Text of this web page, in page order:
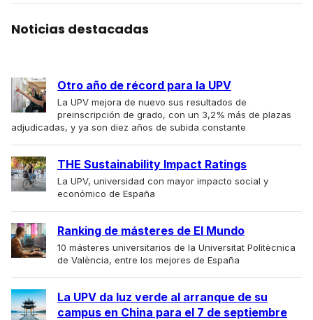
Noticias destacadas
Otro año de récord para la UPV
La UPV mejora de nuevo sus resultados de
preinscripción de grado, con un 3,2% más de plazas
adjudicadas, y ya son diez años de subida constante
THE Sustainability Impact Ratings
La UPV, universidad con mayor impacto social y
económico de España
Ranking de másteres de El Mundo
10 másteres universitarios de la Universitat Politècnica
de València, entre los mejores de España
La UPV da luz verde al arranque de su
campus en China para el 7 de septiembre